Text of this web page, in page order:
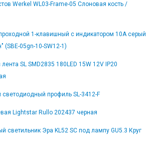
Werkel WL03-Frame-05 Слоновая кость /
1-клавишный с индикатором 10А серый
(SBE-05gn-10-SW12-1)
SL SMD2835 180LED 15W 12V IP20
профиль SL-3412-F
Lightstar Rullo 202437 черная
светильник Эра KL52 SC под лампу GU5.3 Круг